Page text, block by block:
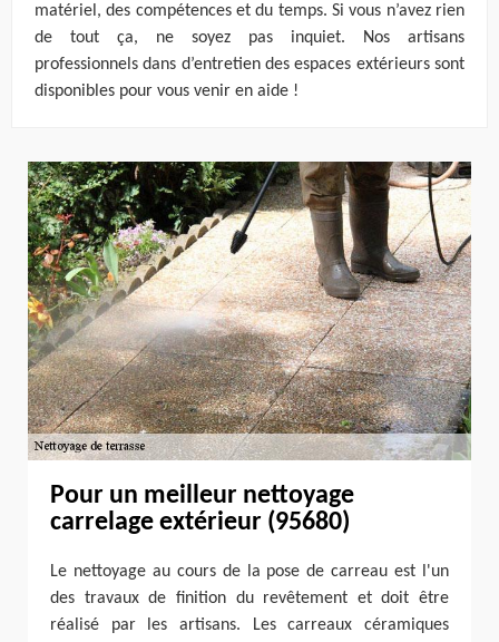
matériel, des compétences et du temps. Si vous n’avez rien
de tout ça, ne soyez pas inquiet. Nos artisans
professionnels dans d’entretien des espaces extérieurs sont
disponibles pour vous venir en aide !
Pour un meilleur nettoyage
carrelage extérieur (95680)
Le nettoyage au cours de la pose de carreau est l'un
des travaux de finition du revêtement et doit être
réalisé par les artisans. Les carreaux céramiques